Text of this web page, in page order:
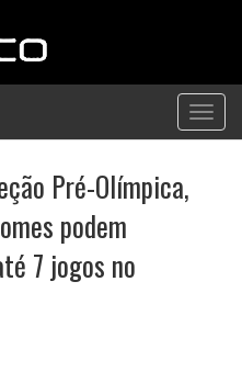
Pré-Olímpica,
podem
7 jogos no